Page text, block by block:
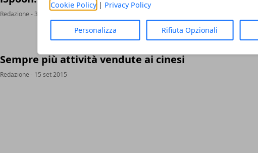
Cookie Policy| Privacy Policy
Personalizza Rifiuta Opzionali
Redazione - 30 nov 2015
Sempre più attività vendute ai cinesi
Redazione - 15 set 2015